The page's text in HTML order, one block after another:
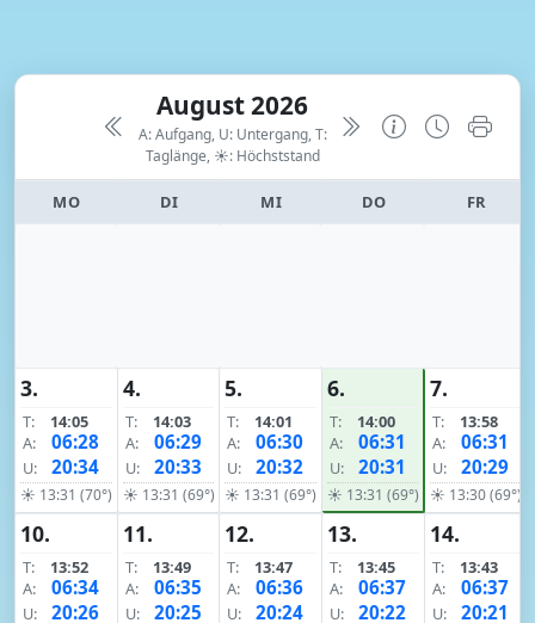
August 2026
A: Aufgang, U: Untergang, T:
Taglänge, ☀: Höchststand
MO DI MI DO FR
3.
T:
14:05
A:
06:28
U: 20:34
☀ 13:31 (70°)
4.
T:
14:03
A:
06:29
U: 20:33
☀ 13:31 (69°)
5.
T:
14:01
A:
06:30
U: 20:32
☀ 13:31 (69°)
6.
T:
14:00
A:
06:31
U: 20:31
☀ 13:31 (69°)
7.
T:
13:58
A:
06:31
U: 20:29
☀ 13:30 (69°)
10.
T:
13:52
A:
06:34
U: 20:26
11.
T:
13:49
A:
06:35
U: 20:25
12.
T:
13:47
A:
06:36
U: 20:24
13.
T:
13:45
A:
06:37
U: 20:22
14.
T:
13:43
A:
06:37
U: 20:21